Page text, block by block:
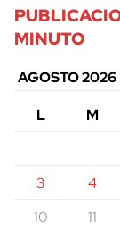
MINUTO
AGOSTO 2026
L
M
3
4
10
11